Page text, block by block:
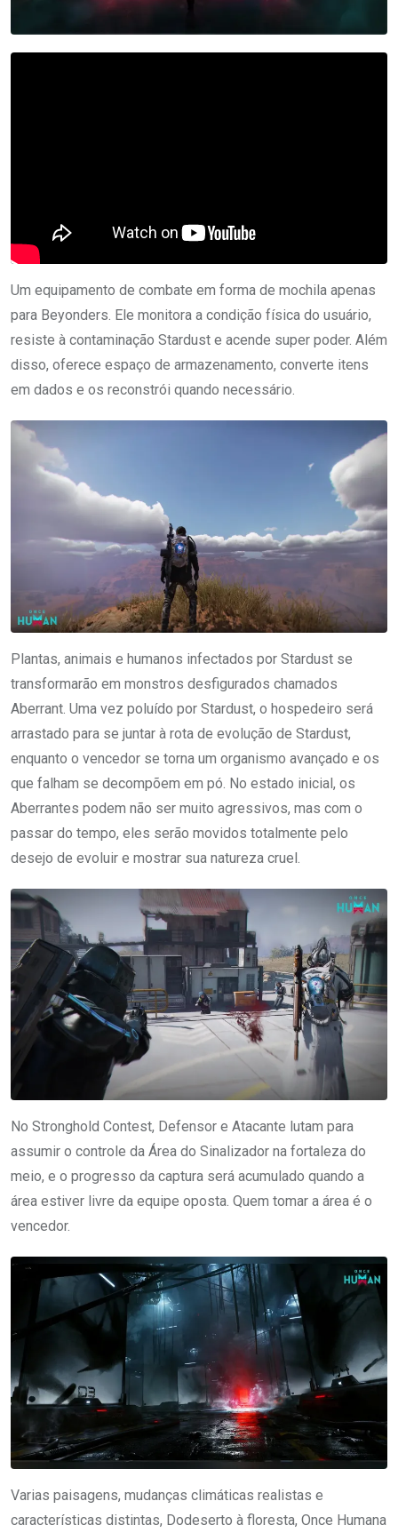
Um equipamento de combate em forma de mochila apenas
para Beyonders. Ele monitora a condição física do usuário,
resiste à contaminação Stardust e acende super poder. Além
disso, oferece espaço de armazenamento, converte itens
em dados e os reconstrói quando necessário.
Plantas, animais e humanos infectados por Stardust se
transformarão em monstros desfigurados chamados
Aberrant. Uma vez poluído por Stardust, o hospedeiro será
arrastado para se juntar à rota de evolução de Stardust,
enquanto o vencedor se torna um organismo avançado e os
que falham se decompõem em pó. No estado inicial, os
Aberrantes podem não ser muito agressivos, mas com o
passar do tempo, eles serão movidos totalmente pelo
desejo de evoluir e mostrar sua natureza cruel.
No Stronghold Contest, Defensor e Atacante lutam para
assumir o controle da Área do Sinalizador na fortaleza do
meio, e o progresso da captura será acumulado quando a
área estiver livre da equipe oposta. Quem tomar a área é o
vencedor.
Varias paisagens, mudanças climáticas realistas e
características distintas, Dodeserto à floresta, Once Humana